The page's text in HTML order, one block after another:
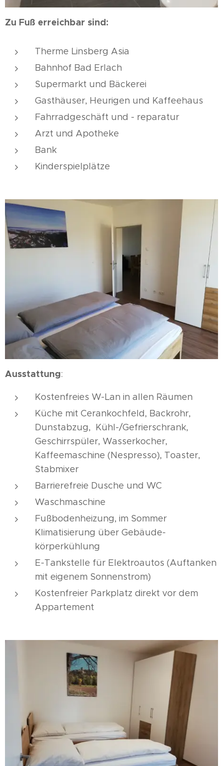
Zu Fuß erreichbar sind:
Therme Linsberg Asia
Bahnhof Bad Erlach
Supermarkt und Bäckerei
Gasthäuser, Heurigen und Kaffeehaus
Fahrradgeschäft und - reparatur
Arzt und Apotheke
Bank
Kinderspielplätze
Ausstattung:
Kostenfreies W-Lan in allen Räumen
Küche mit Cerankochfeld, Backrohr,
Dunstabzug, Kühl-/Gefrierschrank,
Geschirrspüler, Wasserkocher,
Kaffeemaschine (Nespresso), Toaster,
Stabmixer
Barrierefreie Dusche und WC
Waschmaschine
Fußbodenheizung, im Sommer
Klimatisierung über Gebäude-
körperkühlung
E-Tankstelle für Elektroautos (Auftanken
mit eigenem Sonnenstrom)
Kostenfreier Parkplatz direkt vor dem
Appartement